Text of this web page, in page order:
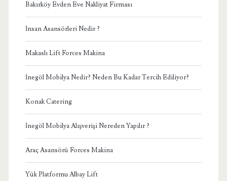
Bakırköy Evden Eve Nakliyat Firması
İnsan Asansörleri Nedir ?
Makaslı Lift Forces Makina
İnegöl Mobilya Nedir? Neden Bu Kadar Tercih Ediliyor?
Konak Catering
İnegöl Mobilya Alışverişi Nereden Yapılır ?
Araç Asansörü Forces Makina
Yük Platformu Albay Lift